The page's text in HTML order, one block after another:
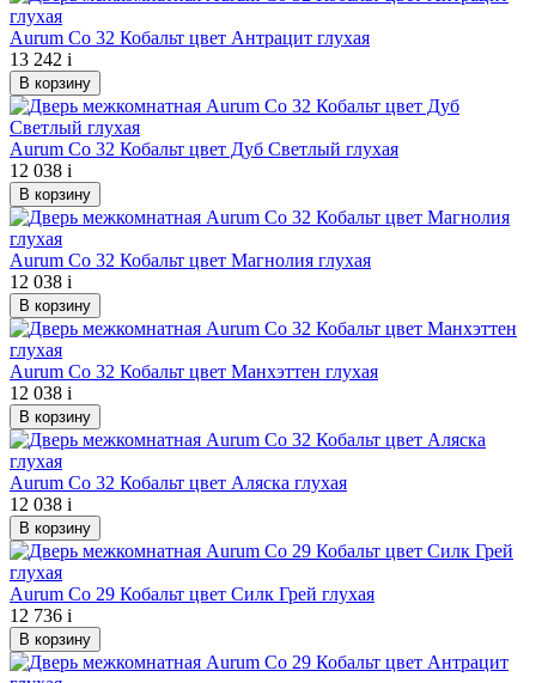
Aurum Co 32 Кобальт цвет Антрацит глухая
13 242 i
В корзину
Aurum Co 32 Кобальт цвет Дуб Светлый глухая
12 038 i
В корзину
Aurum Co 32 Кобальт цвет Магнолия глухая
12 038 i
В корзину
Aurum Co 32 Кобальт цвет Манхэттен глухая
12 038 i
В корзину
Aurum Co 32 Кобальт цвет Аляска глухая
12 038 i
В корзину
Aurum Co 29 Кобальт цвет Силк Грей глухая
12 736 i
В корзину